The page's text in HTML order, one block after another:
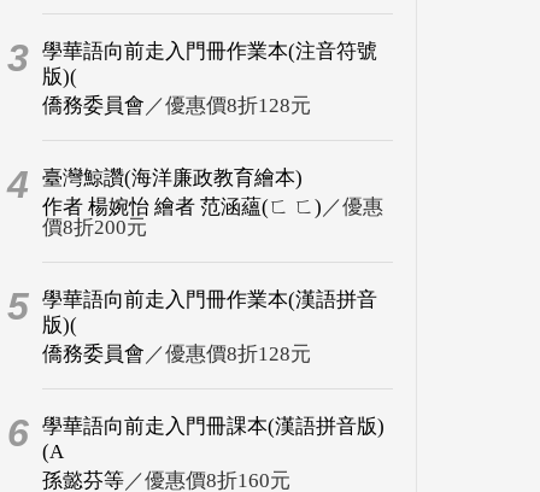
3 學華語向前走入門冊作業本(注音符號
版)(
僑務委員會 ／優惠價8折128元
4
臺灣鯨讚(海洋廉政教育繪本)
作者 楊婉怡 繪者 范涵蘊(ㄈ ㄈ) ／優惠
價8折200元
5 學華語向前走入門冊作業本(漢語拼音
版)(
僑務委員會 ／優惠價8折128元
6 學華語向前走入門冊課本(漢語拼音版)
(A
孫懿芬等／優惠價8折160元